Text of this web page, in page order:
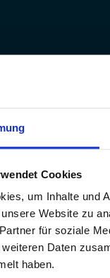
Cookies
um Inhalte und
Website zu
für soziale
Daten
haben.